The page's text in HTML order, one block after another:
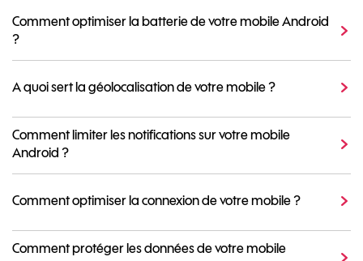
Comment optimiser la batterie de votre mobile Android
?
A quoi sert la géolocalisation de votre mobile ?
Comment limiter les notifications sur votre mobile
Android ?
Comment optimiser la connexion de votre mobile ?
Comment protéger les données de votre mobile